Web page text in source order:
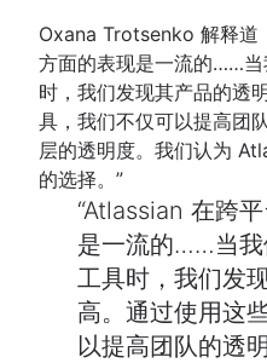
Oxana Trotsenko 解释道
方面的表现是一流的……
时，我们发现其产品的透
具，我们不仅可以提高团
层的透明度。我们认为
的选择。”
Atlassian 在跨
是一流的……当我
工具时，我们发
高。通过使用这
以提高团队的透